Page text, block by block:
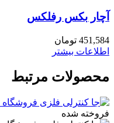
آچار بکس رفلکس
451,584 تومان
اطلاعات بیشتر
محصولات مرتبط
فروخته شده